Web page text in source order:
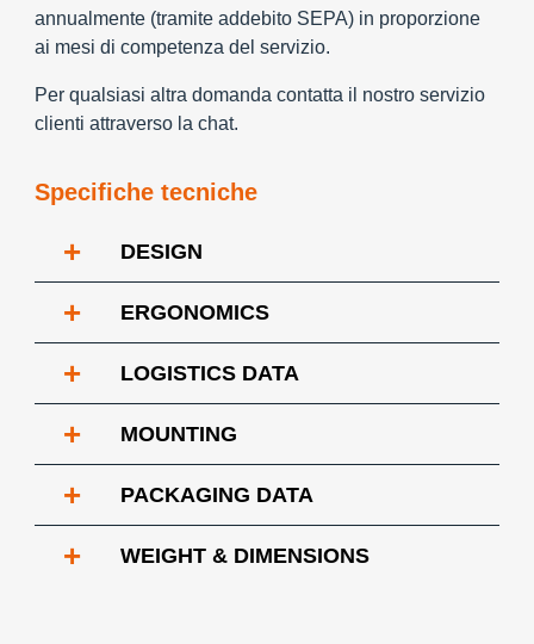
annualmente (tramite addebito SEPA) in proporzione
ai mesi di competenza del servizio.
Per qualsiasi altra domanda contatta il nostro servizio
clienti attraverso la chat.
Specifiche tecniche
+ DESIGN
+ ERGONOMICS
+ LOGISTICS DATA
+ MOUNTING
+ PACKAGING DATA
+ WEIGHT & DIMENSIONS